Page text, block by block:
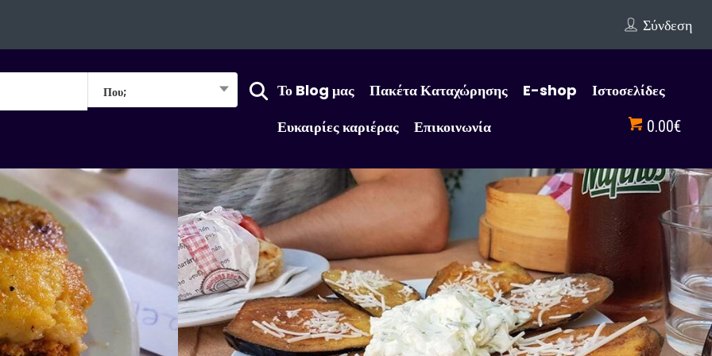
Σύνδεση
Που; Το Blog μας Πακέτα Καταχώρησης E-shop
Ιστοσελίδες
Ευκαιρίες καριέρας
Επικοινωνία 0.00€